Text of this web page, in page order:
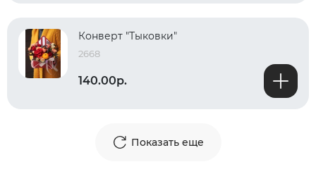
Конверт "Тыковки"
2668
140.00р.
Показать еще